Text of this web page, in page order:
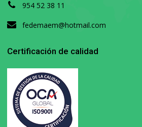
954 52 38 11
fedemaem@hotmail.com
Certificación de calidad